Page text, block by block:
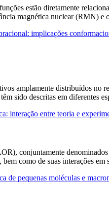
estão diretamente
magnética nuclear
implicações
amplamente distribuídos no
sido descritas em diferentes
interação entre teoria e
conjuntamente
como de suas interações
de pequenas moléculas e